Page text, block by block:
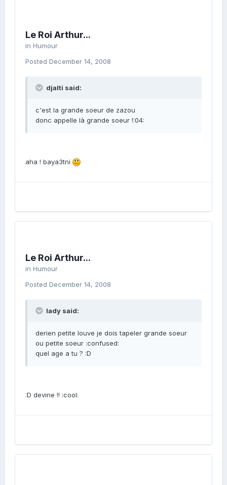
Le Roi Arthur...
in Humour
Posted December 14, 2008
djalti said:
c'est la grande soeur de zazou
donc appelle là grande soeur !:04:
aha ! baya3tni
Le Roi Arthur...
in Humour
Posted December 14, 2008
lady said:
derien petite louve je dois tapeler grande soeur
ou petite soeur :confused:
quel age a tu ? :D
:D devine !! :cool: